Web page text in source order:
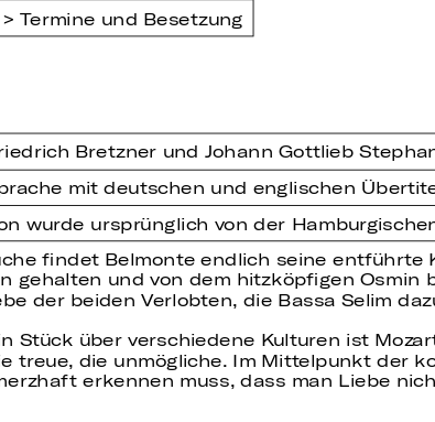
Termine und Besetzung
Bretzner und Johann Gottlieb
mit deutschen und englischen
wurde ursprünglich von der
findet Belmonte endlich seine entführte
gehalten und von dem hitzköpfigen
der beiden Verlobten, die Bassa Selim
Stück über verschiedene Kulturen ist
treue, die unmögliche. Im Mittelpunkt der
erkennen muss, dass man Liebe